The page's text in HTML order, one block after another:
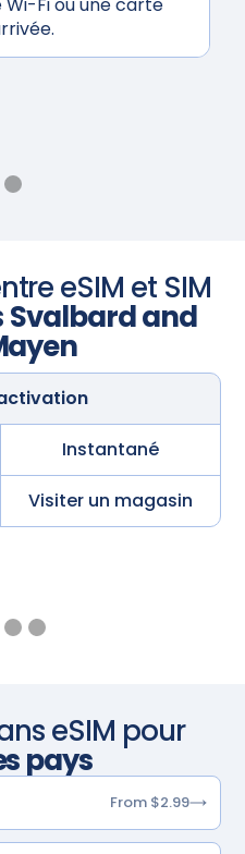
eSIM et SIM
Svalbard and
Instantané
Visiter un magasin
eSIM pour
pays
From $2.99